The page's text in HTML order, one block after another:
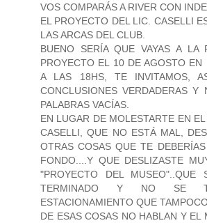
VOS COMPARÁS A RIVER CON
EL PROYECTO DEL LIC. CASELLI
LAS ARCAS DEL CLUB.
BUENO SERÍA QUE VAYAS A LA
PROYECTO EL 10 DE AGOSTO EN
A LAS 18HS, TE INVITAMOS,
CONCLUSIONES VERDADERAS Y
PALABRAS VACÍAS.
EN LUGAR DE MOLESTARTE EN
CASELLI, QUE NO ESTÁ MAL,
OTRAS COSAS QUE TE
FONDO....Y QUE DESLIZASTE
"PROYECTO DEL MUSEO"..QUE
TERMINADO Y NO SE
ESTACIONAMIENTO QUE
DE ESAS COSAS NO HABLAN Y EL